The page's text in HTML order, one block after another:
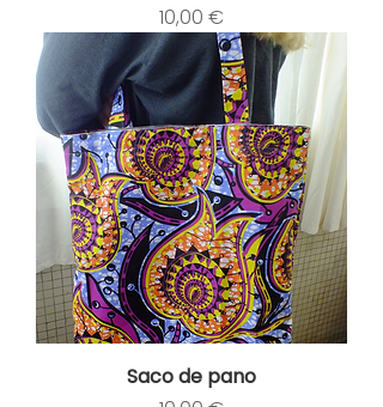
Preço
10,00 €
Saco de pano